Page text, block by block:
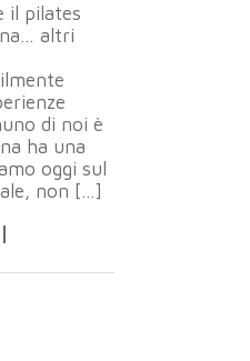
il pilates
altri
di noi è
ha una
oggi sul
non […]